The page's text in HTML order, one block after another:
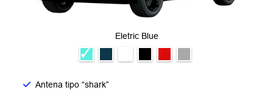
Eletric Blue
Antena tipo “shark”